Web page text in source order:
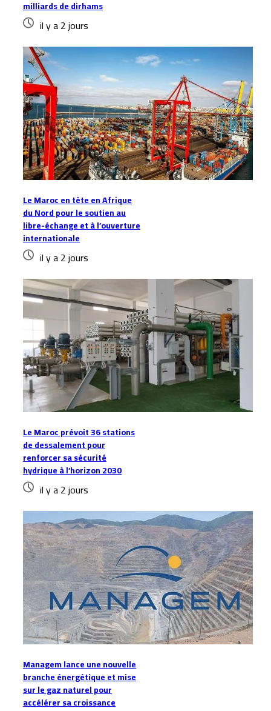
milliards de dirhams
il y a 2 jours
Le Maroc en tête en Afrique
du Nord pour le soutien au
libre-échange et à l’ouverture
internationale
il y a 2 jours
Le Maroc prévoit 36 stations
de dessalement pour
renforcer sa sécurité
hydrique à l’horizon 2030
il y a 2 jours
Managem lance une nouvelle
branche énergétique et mise
sur le gaz naturel pour
accélérer sa croissance